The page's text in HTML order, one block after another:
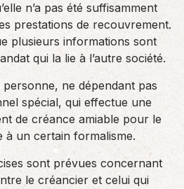
n’a pas été suffisamment
prestations de recouvrement.
plusieurs informations sont
qui la lie à l’autre société.
ne dépendant pas
spécial, qui effectue une
de créance amiable pour le
à un certain formalisme.
sont prévues concernant
le créancier et celui qui